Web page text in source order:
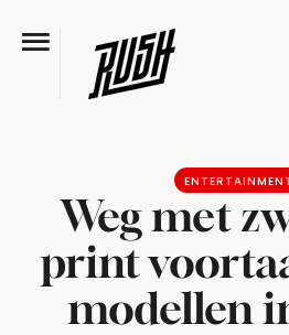
Weg met
print
modellen